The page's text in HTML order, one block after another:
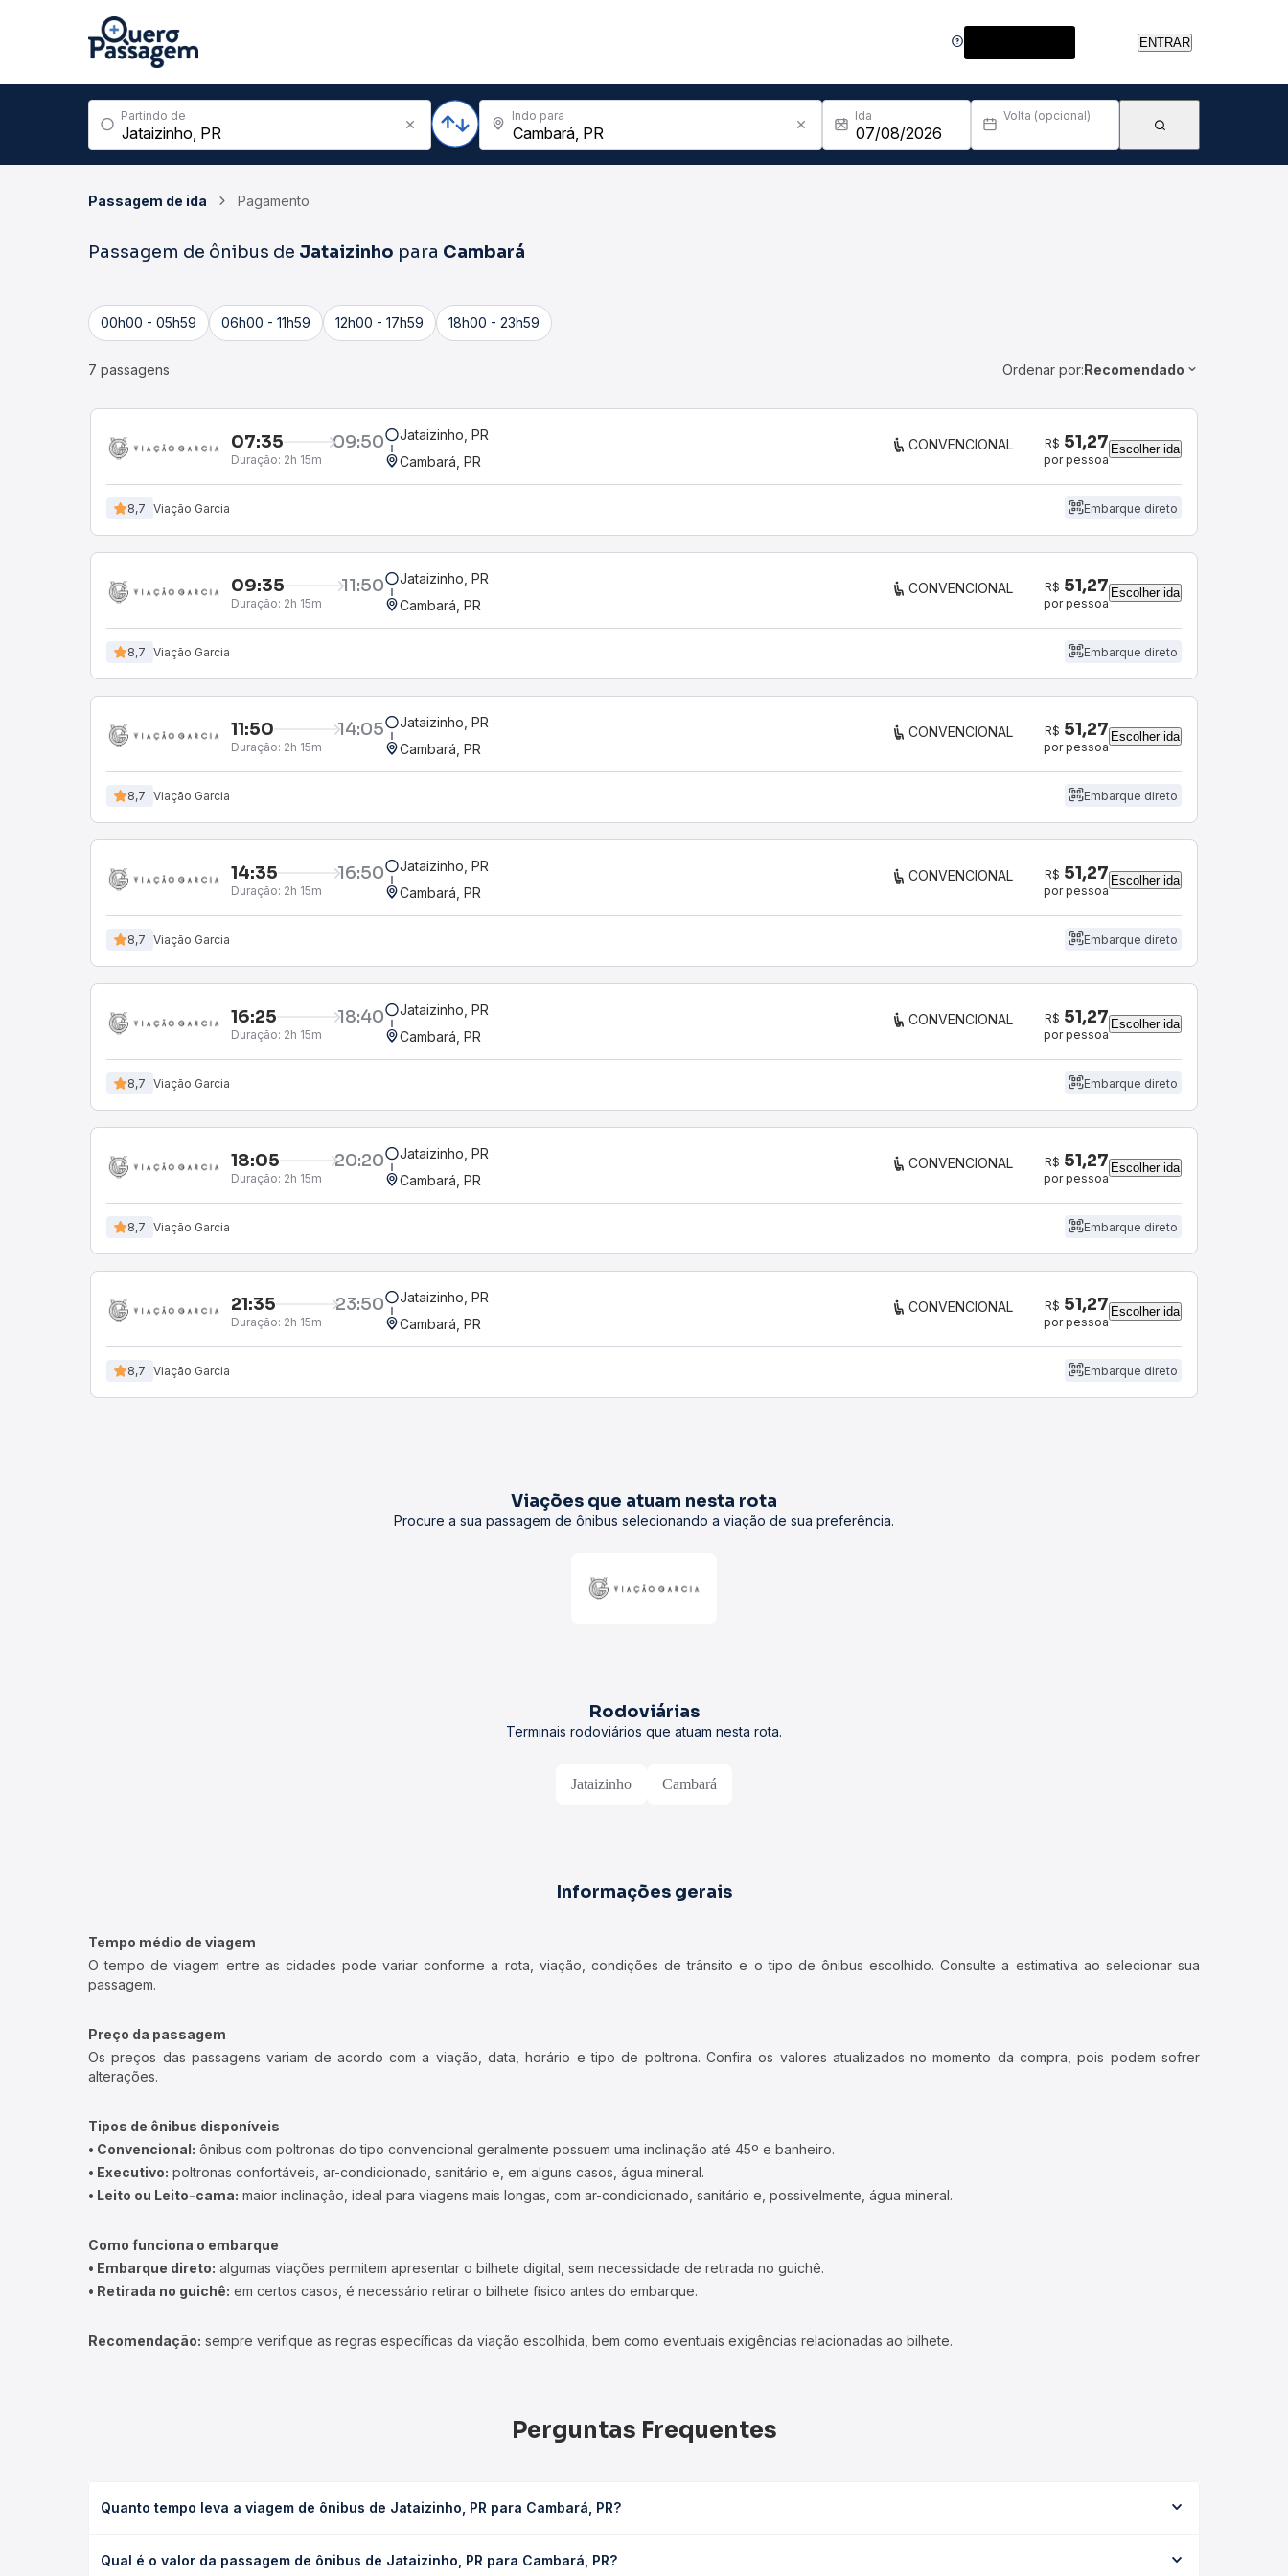
ENTRAR
Partindo de Indo para Ida Volta (opcional)
Passagem de ida Pagamento
Passagem de ônibus de Jataizinho para Cambará
00h00 - 05h59 06h00 - 11h59 12h00 - 17h59 18h00 - 23h59
7 passagens Ordenar por:Recomendado
07:35 09:50
Duração: 2h 15m
Jataizinho, PR
Cambará, PR
CONVENCIONAL R$ 51,27
por pessoa
Escolher ida
8,7 Viação Garcia Embarque direto
09:35 11:50
Duração: 2h 15m
Jataizinho, PR
Cambará, PR
CONVENCIONAL R$ 51,27
por pessoa
Escolher ida
8,7 Viação Garcia Embarque direto
11:50 14:05
Duração: 2h 15m
Jataizinho, PR
Cambará, PR
CONVENCIONAL R$ 51,27
por pessoa
Escolher ida
8,7 Viação Garcia Embarque direto
14:35 16:50
Duração: 2h 15m
Jataizinho, PR
Cambará, PR
CONVENCIONAL R$ 51,27
por pessoa
Escolher ida
8,7 Viação Garcia Embarque direto
16:25 18:40
Duração: 2h 15m
Jataizinho, PR
Cambará, PR
CONVENCIONAL R$ 51,27
por pessoa
Escolher ida
8,7 Viação Garcia Embarque direto
18:05 20:20
Duração: 2h 15m
Jataizinho, PR
Cambará, PR
CONVENCIONAL R$ 51,27
por pessoa
Escolher ida
8,7 Viação Garcia Embarque direto
21:35 23:50
Duração: 2h 15m
Jataizinho, PR
Cambará, PR
CONVENCIONAL R$ 51,27
por pessoa
Escolher ida
8,7 Viação Garcia Embarque direto
Viações que atuam nesta rota
Procure a sua passagem de ônibus selecionando a viação de sua preferência.
Rodoviárias
Terminais rodoviários que atuam nesta rota.
Jataizinho Cambará
Informações gerais
Tempo médio de viagem
O tempo de viagem entre as cidades pode variar conforme a rota, viação, condições de trânsito e o tipo de ônibus escolhido. Consulte a estimativa ao selecionar sua
passagem.
Preço da passagem
Os preços das passagens variam de acordo com a viação, data, horário e tipo de poltrona. Confira os valores atualizados no momento da compra, pois podem sofrer
alterações.
Tipos de ônibus disponíveis
• Convencional: ônibus com poltronas do tipo convencional geralmente possuem uma inclinação até 45º e banheiro.
• Executivo: poltronas confortáveis, ar-condicionado, sanitário e, em alguns casos, água mineral.
• Leito ou Leito-cama: maior inclinação, ideal para viagens mais longas, com ar-condicionado, sanitário e, possivelmente, água mineral.
Como funciona o embarque
• Embarque direto: algumas viações permitem apresentar o bilhete digital, sem necessidade de retirada no guichê.
• Retirada no guichê: em certos casos, é necessário retirar o bilhete físico antes do embarque.
Recomendação: sempre verifique as regras específicas da viação escolhida, bem como eventuais exigências relacionadas ao bilhete.
Perguntas Frequentes
Quanto tempo leva a viagem de ônibus de Jataizinho, PR para Cambará, PR?
e as condições de tráfego. Na Quero Passagem você consulta os horários disponíveis e vê a duração exata de cada opção na data desejada.
Qual é o valor da passagem de ônibus de Jataizinho, PR para Cambará, PR?